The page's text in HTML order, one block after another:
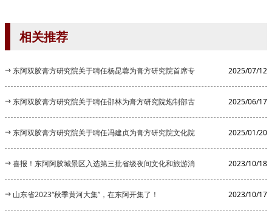
相关推荐
东阿双胶膏方研究院关于聘任杨昆蓉为膏方研究院首席专
家的公告
2025/07/12
东阿双胶膏方研究院关于聘任邵林为膏方研究院炮制部古
法炮制顾...
2025/06/17
东阿双胶膏方研究院关于聘任冯建贞为膏方研究院文化院
长的公告
2025/01/20
喜报！东阿阿胶城景区入选第三批省级夜间文化和旅游消
费集聚区
2023/10/18
山东省2023“秋季黄河大集”，在东阿开集了！ 2023/10/17